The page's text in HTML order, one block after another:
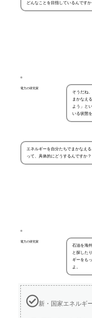
どんなことを目指しているんですか
電力の研究家
そうだね
まかなえ
よう」と
いる状態
エネルギーを自分たちでまかなえ
って、具体的にどうするんですか？
電力の研究家
石油を海
と探した
ギーをも
よ。
新・国家エネルギ